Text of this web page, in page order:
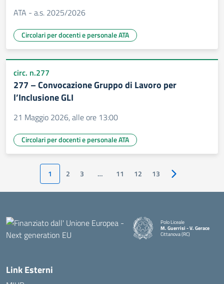
ATA - a.s. 2025/2026
Circolari per docenti e personale ATA
circ. n.277
277 – Convocazione Gruppo di Lavoro per
l’Inclusione GLI
21 Maggio 2026, alle ore 13:00
Circolari per docenti e personale ATA
1 2 3 … 11 12 13 Pagina
Polo Liceale
M. Guerrisi - V. Gerace
Cittanova (RC)
Link Esterni